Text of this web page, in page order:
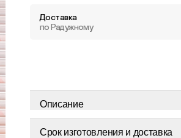
Доставка
по Радужному
Описание
Срок изготовления и доставка